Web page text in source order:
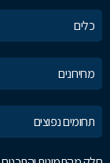
כלים
מחירונים
תחומים נפוצים